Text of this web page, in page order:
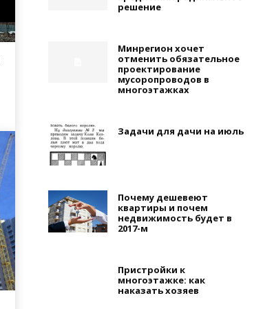
решение
Минрегион хочет
отменить обязательное
проектирование
мусоропроводов в
многоэтажках
Задачи для дачи на июль
Почему дешевеют
квартиры и почем
недвижимость будет в
2017-м
Пристройки к
многоэтажке: как
наказать хозяев